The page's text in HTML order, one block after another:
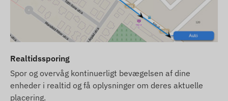
Realtidssporing
Spor og overvåg kontinuerligt bevægelsen af dine
enheder i realtid og få oplysninger om deres aktuelle
placering.